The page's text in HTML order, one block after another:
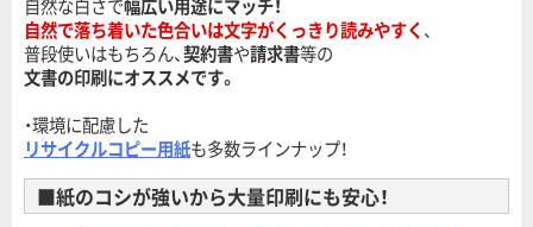
自然な白さで幅広い用途にマッチ！
自然で落ち着いた色合いは文字がくっきり読みやすく、
普段使いはもちろん、契約書や請求書等の
文書の印刷にオススメです。
・環境に配慮した
リサイクルコピー用紙も多数ラインナップ！
■紙のコシが強いから大量印刷にも安心！